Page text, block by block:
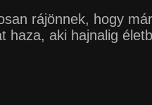
rájönnek, hogy
haza, aki hajnalig